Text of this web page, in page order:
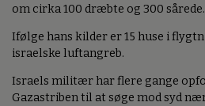
om cirka 100 dræbte og 300 sårede.
Ifølge hans kilder er 15 huse i
israelske luftangreb.
Israels militær har flere gange
Gazastriben til at søge mod syd